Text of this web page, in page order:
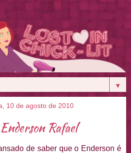
▼
10 de agosto de 2010
Rafael
de saber que o Enderson é